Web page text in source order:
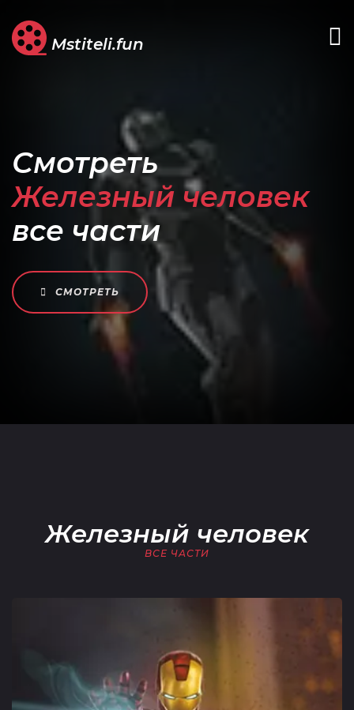
Mstiteli.fun
Смотреть
Железный человек
все части
СМОТРЕТЬ
Железный человек
ВСЕ ЧАСТИ